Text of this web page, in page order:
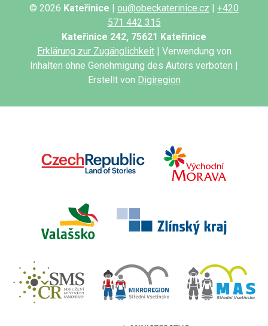
© 2026 Kateřinice | ou@obeckaterinice.cz | +420
571 442 315
Kateřinice 242, 75621 Kateřinice
Erklärung zur Zugänglichkeit| Verwendung von
Inhalten ohne Genehmigung des Autors verboten |
Erstellt von Digiregion